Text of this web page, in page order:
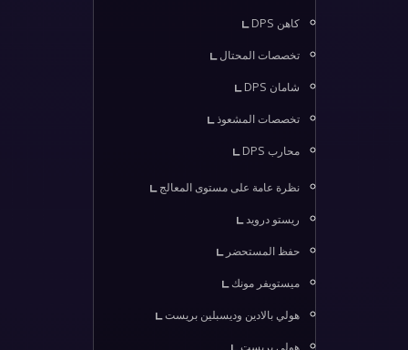
كاهن DPS
تخصصات المحتال
شامان DPS
تخصصات المشعوذ
محارب DPS
نظرة عامة على مستوى المعالج
ريستو درويد
حفظ المستحضر
ميستويفر مونك
هولي بالادين وديسبلين بريست
هولي بريست